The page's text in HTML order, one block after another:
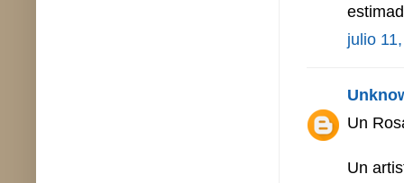
julio
Un
Un